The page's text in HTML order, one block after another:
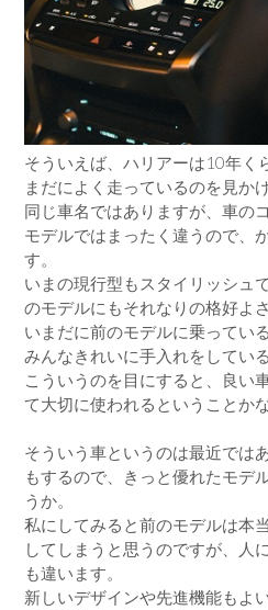
そういえば、ハリアーは10年く
まだによく走っているのを見かけ
同じ車名ではありますが、車の
モデルではまったく違うので、
す。
いまの現行型もスタイリッシュ
のモデルにもそれなりの格好よ
いまだに前のモデルに乗ってい
みんなきれいに手入れをしてい
こういうのを目にすると、良い
て大切に使われるということか
そういう車というのは最近では
もするので、きっと優れたモデ
うか。
私にしてみると前のモデルは本
してしまうと思うのですが、人
も違います。
新しいデザインや先進機能もよ